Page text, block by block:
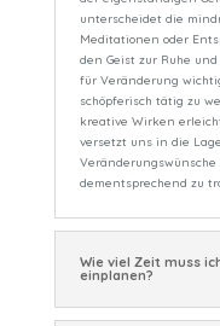
unterscheidet die
Meditationen oder
den Geist zur Ruhe
für Veränderung
schöpferisch tätig zu
kreative Wirken
versetzt uns in die
dementsprechend zu
Wie viel Zeit muss
einplanen?